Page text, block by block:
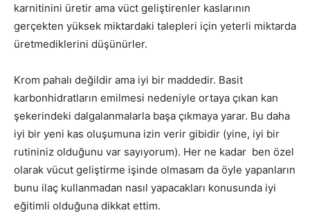
karnitinini üretir ama vüct geliştirenler kaslarının
gerçekten yüksek miktardaki talepleri için yeterli miktarda
üretmediklerini düşünürler.
Krom pahalı değildir ama iyi bir maddedir. Basit
karbonhidratların emilmesi nedeniyle ortaya çıkan kan
şekerindeki dalgalanmalarla başa çıkmaya yarar. Bu daha
iyi bir yeni kas oluşumuna izin verir gibidir (yine, iyi bir
rutininiz olduğunu var sayıyorum). Her ne kadar ben özel
olarak vücut geliştirme işinde olmasam da öyle yapanların
bunu ilaç kullanmadan nasıl yapacakları konusunda iyi
eğitimli olduğuna dikkat ettim.